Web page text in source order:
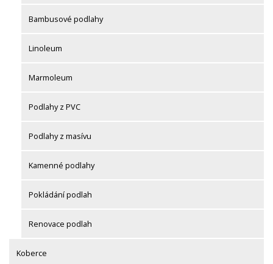
Bambusové podlahy
Linoleum
Marmoleum
Podlahy z PVC
Podlahy z masívu
Kamenné podlahy
Pokládání podlah
Renovace podlah
Koberce